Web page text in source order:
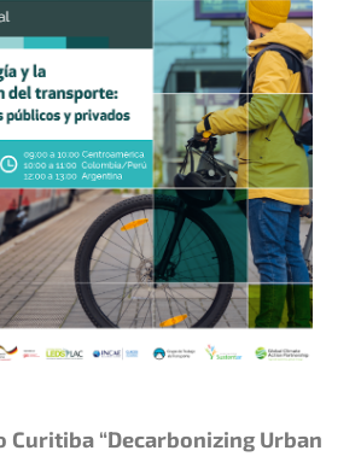
Curitiba “Decarbonizing Urban